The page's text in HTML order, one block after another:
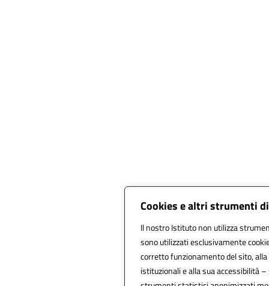
Cookies e altri strumenti
Il nostro Istituto non utilizza
sono utilizzati esclusivamente
corretto funzionamento del sito,
istituzionali e alla sua accessibilità